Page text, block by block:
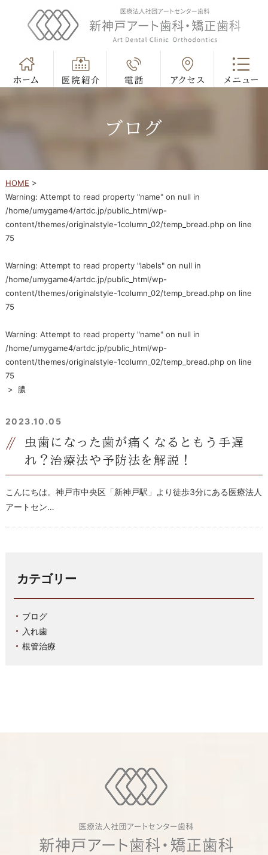
ブログ
HOME >
Warning: Attempt to read property "name" on null in
/home/umygame4/artdc.jp/public_html/wp-
content/themes/originalstyle-1column_02/temp_bread.phpon line
75
Warning: Attempt to read property "labels" on null in
/home/umygame4/artdc.jp/public_html/wp-
content/themes/originalstyle-1column_02/temp_bread.phpon line
75
Warning: Attempt to read property "name" on null in
/home/umygame4/artdc.jp/public_html/wp-
content/themes/originalstyle-1column_02/temp_bread.phpon line
75
>
膿
2023.10.05
虫歯になった歯が痛くなるともう手遅
れ？治療法や予防法を解説！
こんにちは。神戸市中央区「新神戸駅」より徒歩3分にある医療法人
アートセン…
カテゴリー
ブログ
入れ歯
根管治療